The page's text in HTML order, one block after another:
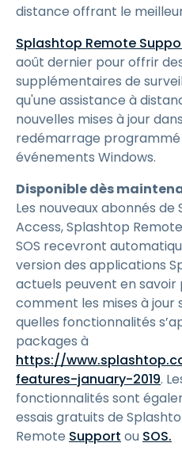
distance offrant le
Splashtop Remote
août dernier pour offrir
supplémentaires de
qu'une assistance à
nouvelles mises à jour
redémarrage
événements Windows.
Disponible dès
Les nouveaux abonnés de
Access, Splashtop
SOS recevront
version des applications
actuels peuvent en savoir
comment les mises à jour
quelles fonctionnalités
packages à
https://
features-january-2019.
fonctionnalités sont
essais gratuits de
Remote Support ou SOS.